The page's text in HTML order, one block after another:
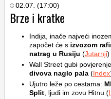
02.07. (17:00)
Brze i kratke
Indija, inače najveći
započet će s izvozom
natrag u Rusiju (Jutarnji)
Wall Street gubi
divova naglo pala (Index
Ujutro leže po cestama:
Split, ljudi im zovu Hitnu (